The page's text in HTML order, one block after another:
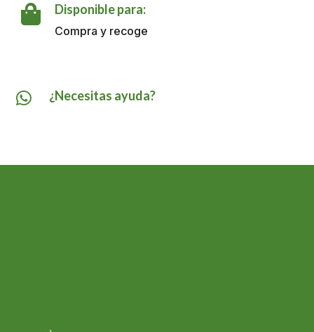
Gr
cantidad
 Disponible para:
Compra y recoge
 ¿Necesitas ayuda?